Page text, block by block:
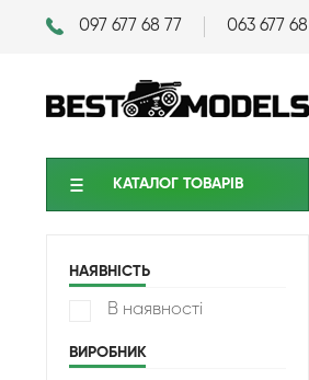
097 677 68 77 063 677
КАТАЛОГ ТОВАРIВ
НАЯВНІСТЬ
В наявності
ВИРОБНИК